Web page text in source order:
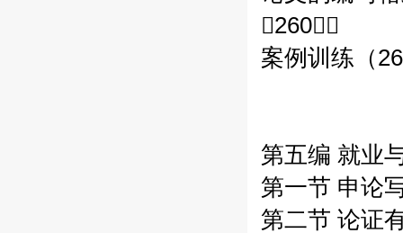
（260）
案例训练（
第五编 就业
第一节 申论
第二节 论证